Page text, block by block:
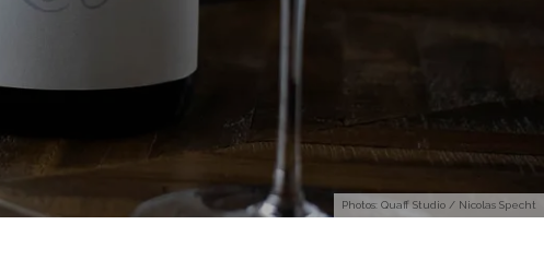
Photos: Quaff Studio / Nicolas Specht